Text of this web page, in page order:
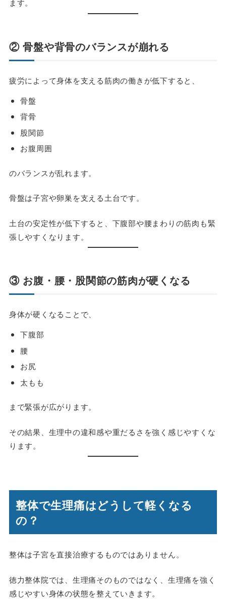
ます。
② 骨盤や背骨のバランスが崩れる
疲労によって身体を支える筋肉の働きが低下すると、
骨盤
背骨
股関節
お腹周囲
のバランスが乱れます。
骨盤は子宮や卵巣を支える土台です。
土台の安定性が低下すると、下腹部や腰まわりの筋肉も緊
張しやすくなります。
③ お腹・腰・股関節の筋肉が硬くなる
身体が硬くなることで、
下腹部
腰
お尻
太もも
まで緊張が広がります。
その結果、生理中の違和感や重だるさを強く感じやすくな
ります。
整体で生理痛はどうして軽くなる
の？
整体は子宮を直接治療するものではありません。
徳力整体院では、生理痛そのものではなく、生理痛を強く
感じやすい身体の状態を整えていきます。